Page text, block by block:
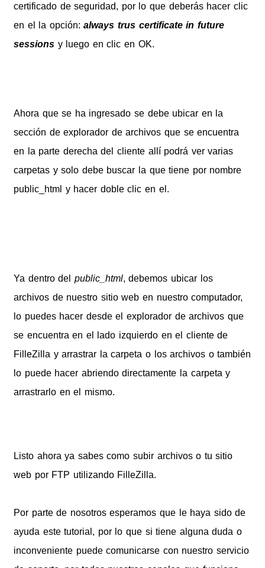
certificado de seguridad, por lo que deberás hacer clic
en el la opción:always trus certificate in future
sessions y luego en clic en OK.
Ahora que se ha ingresado se debe ubicar en la
sección de explorador de archivos que se encuentra
en la parte derecha del cliente allí podrá ver varias
carpetas y solo debe buscar la que tiene por nombre
public_html y hacer doble clic en el.
Ya dentro del public_html, debemos ubicar los
archivos de nuestro sitio web en nuestro computador,
lo puedes hacer desde el explorador de archivos que
se encuentra en el lado izquierdo en el cliente de
FilleZilla y arrastrar la carpeta o los archivos o también
lo puede hacer abriendo directamente la carpeta y
arrastrarlo en el mismo.
Listo ahora ya sabes como subir archivos o tu sitio
web por FTP utilizando FilleZilla.
Por parte de nosotros esperamos que le haya sido de
ayuda este tutorial, por lo que si tiene alguna duda o
inconveniente puede comunicarse con nuestro servicio